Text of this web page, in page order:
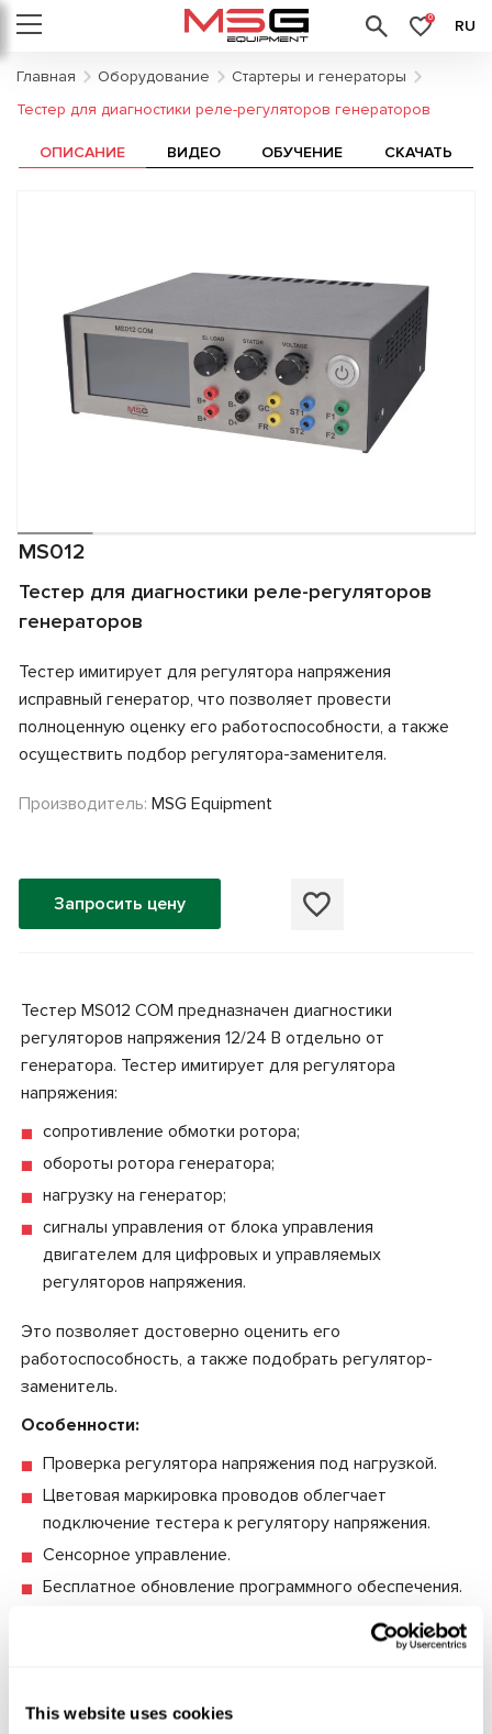
This website uses cookies
0 RU
Главная Оборудование
Стартеры и генераторы
Тестер для диагностики реле-регуляторов генераторов
MS012
Тестер для диагностики реле-регуляторов
генераторов
Тестер имитирует для регулятора напряжения
исправный генератор, что позволяет провести
полноценную оценку его работоспособности, а также
осуществить подбор регулятора-заменителя.
Производитель: MSG Equipment
Запросить цену
ОПИСАНИЕ ВИДЕО ОБУЧЕНИЕ СКАЧАТЬ
Тестер MS012 COM предназначен диагностики
регуляторов напряжения 12/24 В отдельно от
генератора. Тестер имитирует для регулятора
напряжения:
сопротивление обмотки ротора;
обороты ротора генератора;
нагрузку на генератор;
сигналы управления от блока управления
двигателем для цифровых и управляемых
регуляторов напряжения.
Это позволяет достоверно оценить его
работоспособность, а также подобрать регулятор-
заменитель.
Особенности:
Проверка регулятора напряжения под нагрузкой.
Цветовая маркировка проводов облегчает
подключение тестера к регулятору напряжения.
Сенсорное управление.
Бесплатное обновление программного обеспечения.
Система защиты предотвращает повреждение
прибора в случае неправильного подключения